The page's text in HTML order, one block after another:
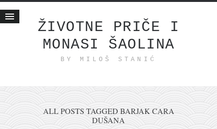
ŽIVOTNE PRIČE I
MONASI ŠAOLINA
BY MILOŠ STANIĆ
Životne priče
internet poslovanje
ishranom do zdravlja
moj haiku
ALL POSTS TAGGED BARJAK CARA
DUŠANA